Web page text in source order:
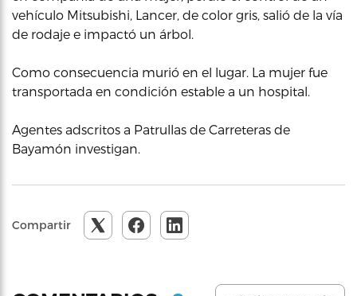
vehículo Mitsubishi, Lancer, de color gris, salió de la vía
de rodaje e impactó un árbol.
Como consecuencia murió en el lugar. La mujer fue
transportada en condición estable a un hospital.
Agentes adscritos a Patrullas de Carreteras de
Bayamón investigan.
Compartir